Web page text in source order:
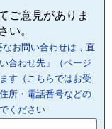
ご意見がありま
い。
なお問い合わせは，直
合わせ先」（ページ
す（こちらではお受
所・電話番号などの
ください